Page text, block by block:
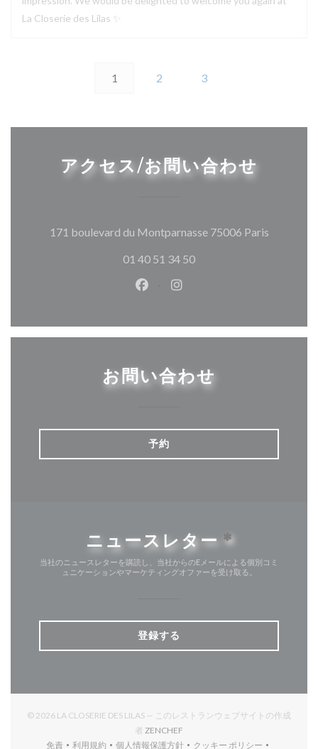
La Closerie des Lilas ✨
1 2 3
アクセス/お問い合わせ
171 boulevard du Montparnasse 75006 Paris((新しい
01 40 51 34 50
Facebook ((新しいウィンドウ
Instagram ((新しいウィ
お問い合わせ
予約
ニュースレター *
当社のニュースレターを購読し、当社からのEメールによる個別コミ
ュニケーションやマーケティングオファーを受け取る。
登録する
© 2026 LA CLOSERIE DES LILAS — このレストランウェブサイトの作成
者 ZENCHEF
免責
利用規約 個人情報保護方針 クッキー ポリシー